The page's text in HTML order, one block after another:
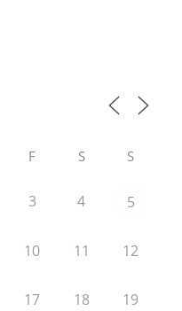
F S S
3 4 5
10 11 12
17 18 19